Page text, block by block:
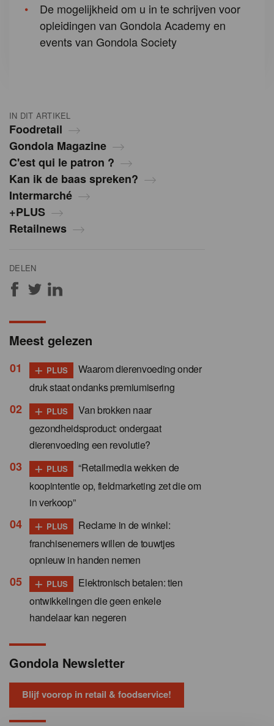
IN DIT ARTIKEL
Foodretail
Gondola Magazine
C'est qui le patron ?
Kan ik de baas spreken?
Intermarché
+PLUS
Retailnews
DELEN
De mogelijkheid om u in te schrijven voor
opleidingen van Gondola Academy en
events van Gondola Society
Meest gelezen
+ PLUS
Waarom dierenvoeding onder
druk staat ondanks premiumisering
+ PLUS
Van brokken naar
gezondheidsproduct: ondergaat
dierenvoeding een revolutie?
+ PLUS
“Retailmedia wekken de
koopintentie op, fieldmarketing zet die om
in verkoop”
+ PLUS
Reclame in de winkel:
franchisenemers willen de touwtjes
opnieuw in handen nemen
+ PLUS
Elektronisch betalen: tien
ontwikkelingen die geen enkele
handelaar kan negeren
Gondola Newsletter
Blijf voorop in retail & foodservice!